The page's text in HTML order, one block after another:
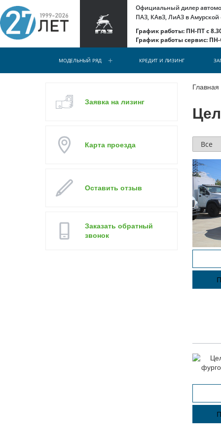
Официальный дилер
ПАЗ, КАвЗ, ЛиАЗ в Амурской
График работы: ПН-ПТ с
График работы сервис: ПН-
МОДЕЛЬНЫЙ РЯД КРЕДИТ И ЛИЗИНГ
Главная
Заявка на лизинг
Карта проезда
Оставить отзыв
Заказать обратный
звонок